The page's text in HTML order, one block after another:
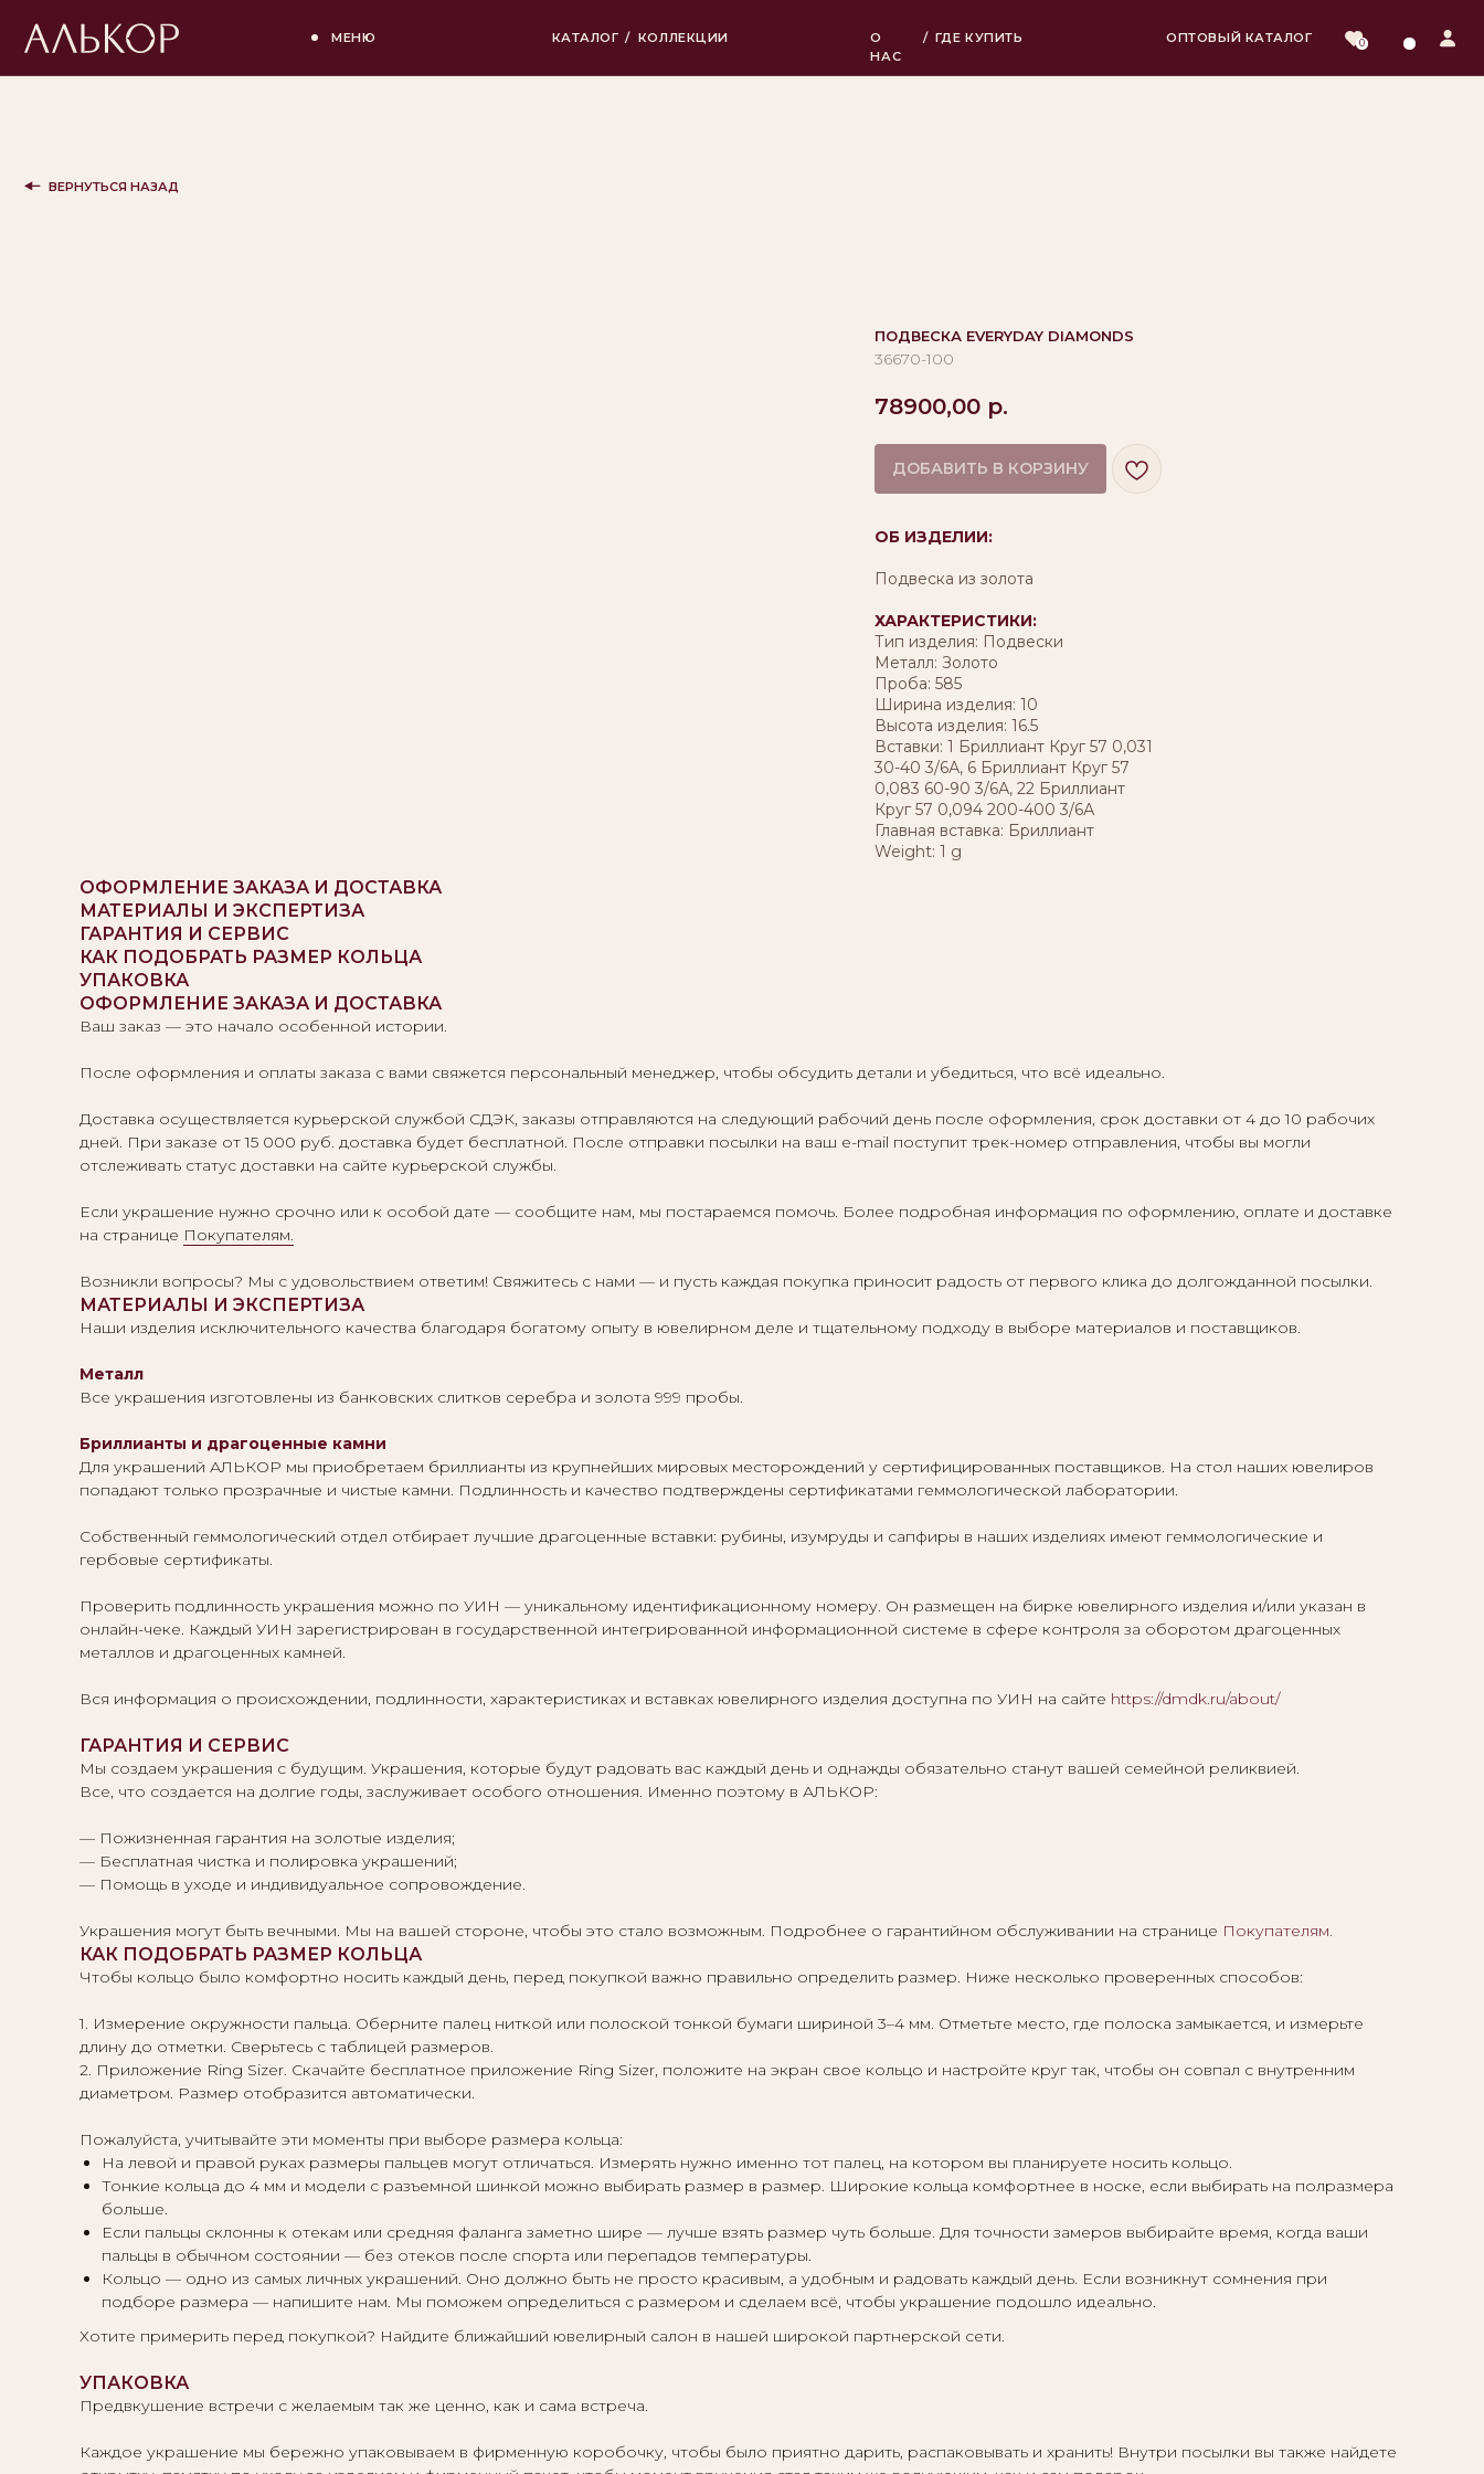
МЕНЮ КАТАЛОГ / КОЛЛЕКЦИИ ОПТОВЫЙ КАТАЛОГ
ГДЕ КУПИТЬ 0
ПОДВЕСКА EVERYDAY DIAMONDS
36670-100
78900,00 р.
ДОБАВИТЬ В КОРЗИНУ
ОБ ИЗДЕЛИИ:
Подвеска из золота
ХАРАКТЕРИСТИКИ:
Тип изделия: Подвески
Металл: Золото
Проба: 585
Ширина изделия: 10
Высота изделия: 16.5
Вставки: 1 Бриллиант Круг 57 0,031
30-40 3/6А, 6 Бриллиант Круг 57
0,083 60-90 3/6А, 22 Бриллиант
Круг 57 0,094 200-400 3/6А
Главная вставка: Бриллиант
Weight: 1 g
ОФОРМЛЕНИЕ ЗАКАЗА И ДОСТАВКА
МАТЕРИАЛЫ И ЭКСПЕРТИЗА
ГАРАНТИЯ И СЕРВИС
КАК ПОДОБРАТЬ РАЗМЕР КОЛЬЦА
УПАКОВКА
ОФОРМЛЕНИЕ ЗАКАЗА И ДОСТАВКА
Ваш заказ — это начало особенной истории.
После оформления и оплаты заказа с вами свяжется персональный менеджер, чтобы обсудить детали и убедиться, что всё идеально.
Доставка осуществляется курьерской службой СДЭК, заказы отправляются на следующий рабочий день после оформления, срок доставки от 4 до 10 рабочих
дней. При заказе от 15 000 руб. доставка будет бесплатной. После отправки посылки на ваш e-mail поступит трек-номер отправления, чтобы вы могли
отслеживать статус доставки на сайте курьерской службы.
Если украшение нужно срочно или к особой дате — сообщите нам, мы постараемся помочь. Более подробная информация по оформлению, оплате и доставке
на странице Покупателям.
Возникли вопросы? Мы с удовольствием ответим! Свяжитесь с нами — и пусть каждая покупка приносит радость от первого клика до долгожданной посылки.
МАТЕРИАЛЫ И ЭКСПЕРТИЗА
Наши изделия исключительного качества благодаря богатому опыту в ювелирном деле и тщательному подходу в выборе материалов и поставщиков.
Металл
Все украшения изготовлены из банковских слитков серебра и золота 999 пробы.
Бриллианты и драгоценные камни
Для украшений АЛЬКОР мы приобретаем бриллианты из крупнейших мировых месторождений у сертифицированных поставщиков. На стол наших ювелиров
попадают только прозрачные и чистые камни. Подлинность и качество подтверждены сертификатами геммологической лаборатории.
Собственный геммологический отдел отбирает лучшие драгоценные вставки: рубины, изумруды и сапфиры в наших изделиях имеют геммологические и
гербовые сертификаты.
Проверить подлинность украшения можно по УИН — уникальному идентификационному номеру. Он размещен на бирке ювелирного изделия и/или указан в
онлайн-чеке. Каждый УИН зарегистрирован в государственной интегрированной информационной системе в сфере контроля за оборотом драгоценных
металлов и драгоценных камней.
Вся информация о происхождении, подлинности, характеристиках и вставках ювелирного изделия доступна по УИН на сайте https://dmdk.ru/about/
ГАРАНТИЯ И СЕРВИС
Мы создаем украшения с будущим. Украшения, которые будут радовать вас каждый день и однажды обязательно станут вашей семейной реликвией.
Все, что создается на долгие годы, заслуживает особого отношения. Именно поэтому в АЛЬКОР:
— Пожизненная гарантия на золотые изделия;
— Бесплатная чистка и полировка украшений;
— Помощь в уходе и индивидуальное сопровождение.
Украшения могут быть вечными. Мы на вашей стороне, чтобы это стало возможным. Подробнее о гарантийном обслуживании на странице Покупателям.
КАК ПОДОБРАТЬ РАЗМЕР КОЛЬЦА
Чтобы кольцо было комфортно носить каждый день, перед покупкой важно правильно определить размер. Ниже несколько проверенных способов:
1. Измерение окружности пальца. Оберните палец ниткой или полоской тонкой бумаги шириной 3–4 мм. Отметьте место, где полоска замыкается, и измерьте
длину до отметки. Сверьтесь с таблицей размеров.
2. Приложение Ring Sizer. Скачайте бесплатное приложение Ring Sizer, положите на экран свое кольцо и настройте круг так, чтобы он совпал с внутренним
диаметром. Размер отобразится автоматически.
Пожалуйста, учитывайте эти моменты при выборе размера кольца:
На левой и правой руках размеры пальцев могут отличаться. Измерять нужно именно тот палец, на котором вы планируете носить кольцо.
Тонкие кольца до 4 мм и модели с разъемной шинкой можно выбирать размер в размер. Широкие кольца комфортнее в носке, если выбирать на полразмера
больше.
Если пальцы склонны к отекам или средняя фаланга заметно шире — лучше взять размер чуть больше. Для точности замеров выбирайте время, когда ваши
пальцы в обычном состоянии — без отеков после спорта или перепадов температуры.
Кольцо — одно из самых личных украшений. Оно должно быть не просто красивым, а удобным и радовать каждый день. Если возникнут сомнения при
подборе размера — напишите нам. Мы поможем определиться с размером и сделаем всё, чтобы украшение подошло идеально.
Хотите примерить перед покупкой? Найдите ближайший ювелирный салон в нашей широкой партнерской сети.
УПАКОВКА
Предвкушение встречи с желаемым так же ценно, как и сама встреча.
Каждое украшение мы бережно упаковываем в фирменную коробочку, чтобы было приятно дарить, распаковывать и хранить! Внутри посылки вы также найдете